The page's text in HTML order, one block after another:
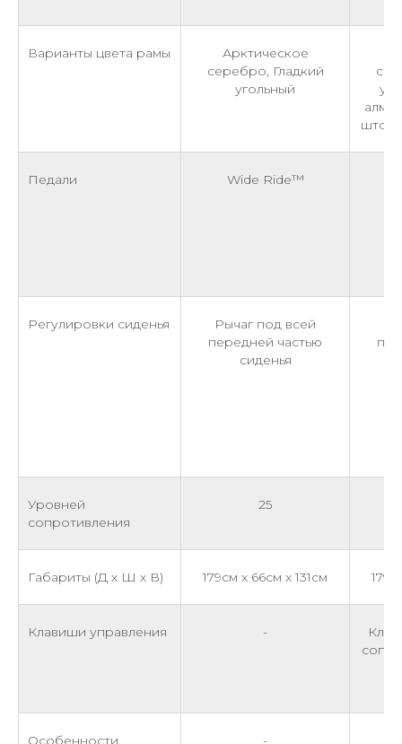
Варианты цвета рамы
Арктическое
серебро, Гладкий
угольный
Педали Wide Ride™
Регулировки сиденья
Рычаг под всей
передней частью
сиденья
Уровней
сопротивления
25
Габариты (Д х Ш х В) 179см x 66см x 131см
Клавиши управления -
Особенности
-